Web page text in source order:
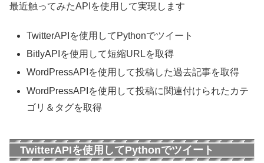
最近触ってみたAPIを使用して実現します
TwitterAPIを使用してPythonでツイート
BitlyAPIを使用して短縮URLを取得
WordPressAPIを使用して投稿した過去記事を取得
WordPressAPIを使用して投稿に関連付けられたカテ
ゴリ＆タグを取得
TwitterAPIを使用してPythonでツイート